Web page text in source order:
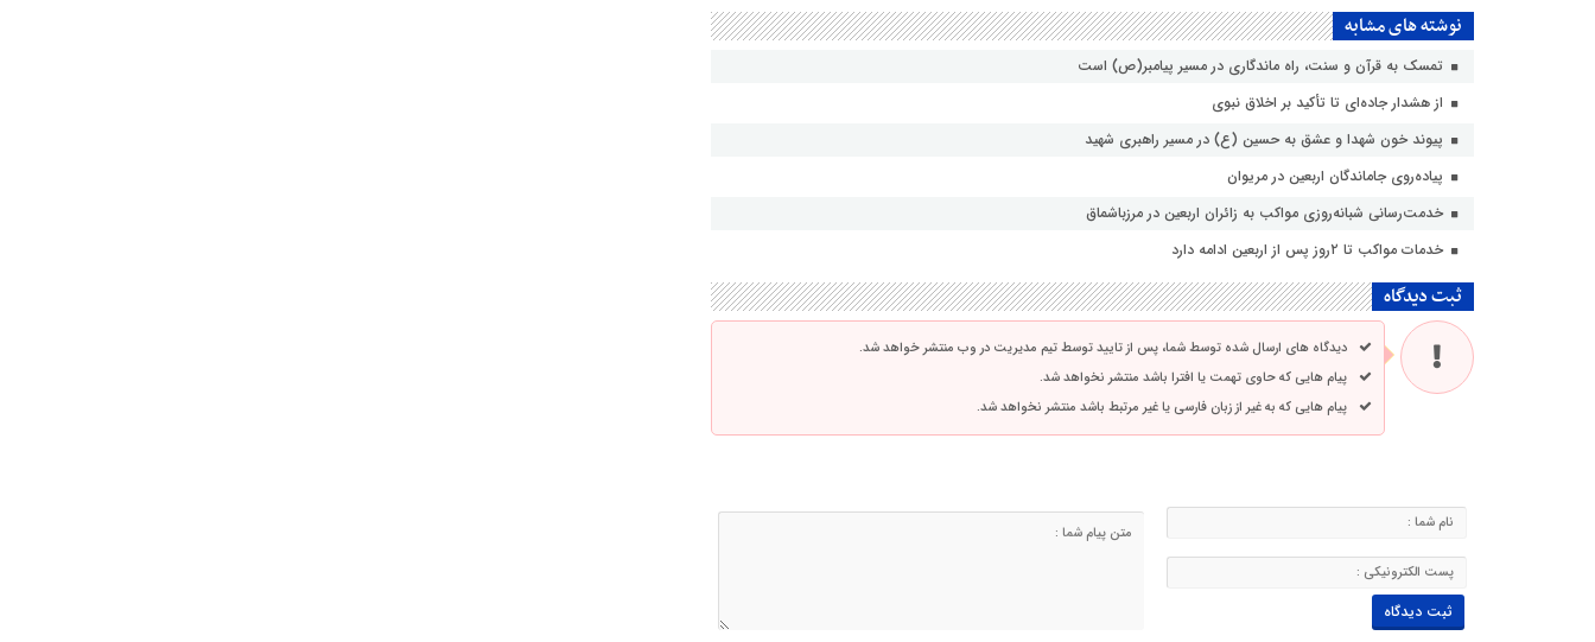
نوشته های مشابه
تمسک به قرآن و سنت، راه ماندگاری در مسیر پیامبر(ص) است
از هشدار جاده‌ای تا تأکید بر اخلاق نبوی
پیوند خون شهدا و عشق به حسین (ع) در مسیر راهبری شهید
پیاده‌روی جاماندگان اربعین در مریوان
خدمت‌رسانی شبانه‌روزی مواکب به زائران اربعین در مرزباشماق
خدمات مواکب تا ۲روز پس از اربعین ادامه دارد
ثبت دیدگاه
دیدگاه های ارسال شده توسط شما، پس از تایید توسط تیم مدیریت در وب منتشر خواهد شد.
پیام هایی که حاوی تهمت یا افترا باشد منتشر نخواهد شد.
پیام هایی که به غیر از زبان فارسی یا غیر مرتبط باشد منتشر نخواهد شد.